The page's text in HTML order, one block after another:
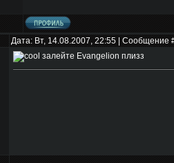
Дата: Вт, 14.08.2007, 22:55 | Сообщение
залейте Evangelion плизз